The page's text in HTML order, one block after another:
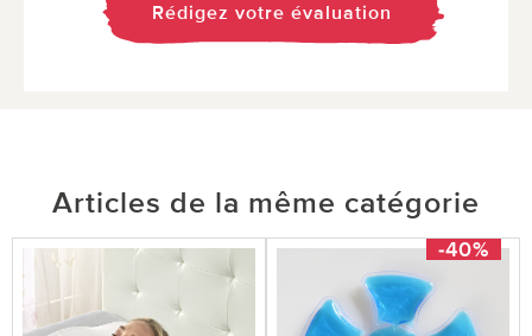
Rédigez votre évaluation
Articles de la même catégorie
-40%